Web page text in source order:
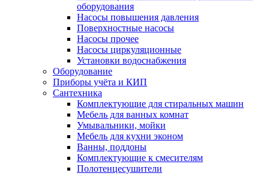
оборудования
Насосы повышения давления
Поверхностные насосы
Насосы прочее
Насосы циркуляционные
Установки водоснабжения
Оборудование
Приборы учёта и КИП
Сантехника
Комплектующие для стиральных машин
Мебель для ванных комнат
Умывальники, мойки
Мебель для кухни эконом
Ванны, поддоны
Комплектующие к смесителям
Полотенцесушители